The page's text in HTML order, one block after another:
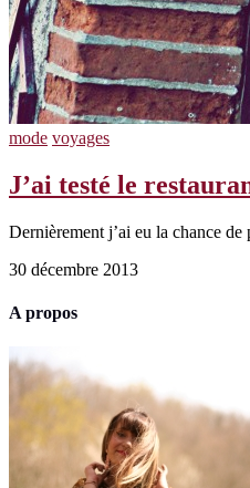
mode voyages
J’ai testé le
Dernièrement j’ai eu la chance
30 décembre 2013
A propos